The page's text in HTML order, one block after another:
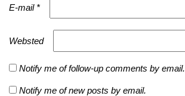
E-mail *
Websted
Notify me of follow-up comments by email.
Notify me of new posts by email.